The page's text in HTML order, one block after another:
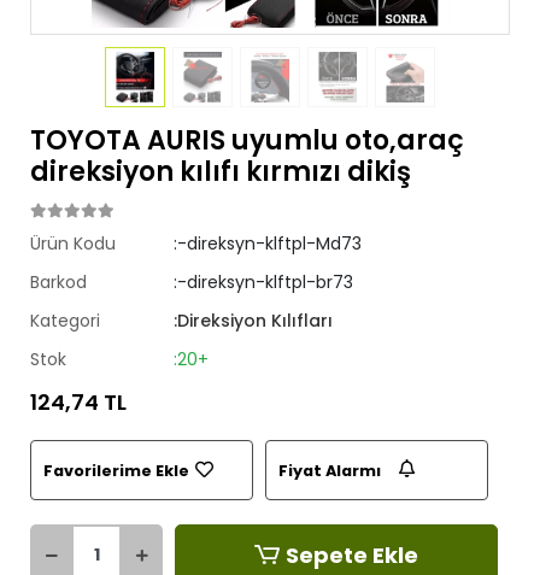
TOYOTA AURIS uyumlu oto,araç
direksiyon kılıfı kırmızı dikiş
Ürün Kodu
:-direksyn-klftpl-Md73
Barkod
:-direksyn-klftpl-br73
Kategori
:Direksiyon Kılıfları
Stok
:20+
124,74 TL
Favorilerime Ekle Fiyat Alarmı
Sepete Ekle